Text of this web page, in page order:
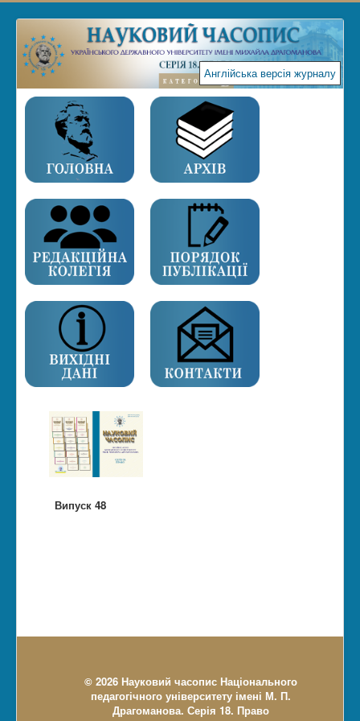
Англійська версія журналу
Випуск 48
© 2026 Науковий часопис Національного
педагогічного університету імені М. П.
Драгоманова. Серія 18. Право